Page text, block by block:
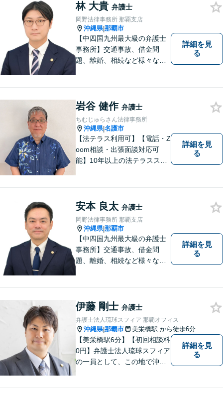
が本当に求める最高の結果に
こだわり続けたいと考えてお
ります。 お気軽にご相談くだ
さい。
林 大貴 弁護士
岡野法律事務所 那覇支店
沖縄県|那覇市
【中四国九州最大級の弁護士
事務所】交通事故、借金問
題、離婚、相続など様々な問
い！
詳細を見
る
岩谷 健作 弁護士
ちむじゅらさん法律事務所
沖縄県|名護市
【法テラス利用可】【電話・Z
oom相談・出張面談対応可
能】10年以上の法テラススタ
談にも親身に寄り添い、あな
たの未来を全力でサポートい
たします【沖縄北部エリア・
名護市】
詳細を見
る
安本 良太 弁護士
岡野法律事務所 那覇支店
沖縄県|那覇市
【中四国九州最大級の弁護士
事務所】交通事故、借金問
題、離婚、相続など様々な問
い！
詳細を見
る
伊藤 剛士 弁護士
弁護士法人琉球スフィア 那覇オフィス
沖縄県|那覇市 美栄橋駅 から徒歩6分
【美栄橋駅6分】【初回相談料
0円】弁護士法人琉球スフィア
の一員として、この地で沖縄
詳細を見
る